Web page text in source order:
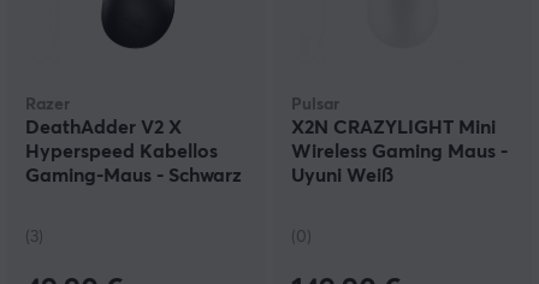
Razer
DeathAdder V2 X
Hyperspeed Kabellos
Gaming-Maus - Schwarz
(3)
Pulsar
X2N CRAZYLIGHT Mini
Wireless Gaming Maus -
Uyuni Weiß
(0)